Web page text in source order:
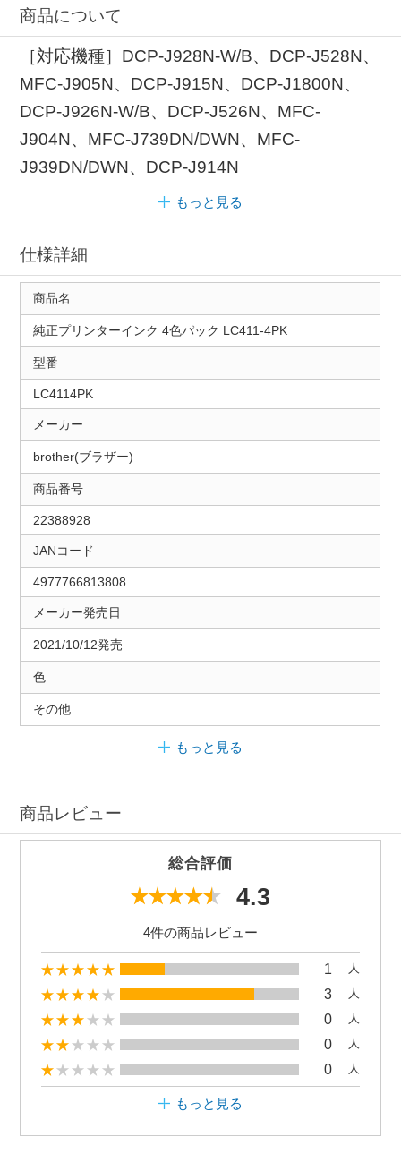
商品について
［対応機種］DCP-J928N-W/B、DCP-J528N、
MFC-J905N、DCP-J915N、DCP-J1800N、
DCP-J926N-W/B、DCP-J526N、MFC-
J904N、MFC-J739DN/DWN、MFC-
J939DN/DWN、DCP-J914N
もっと見る
仕様詳細
商品名
純正プリンターインク 4色パック LC411-4PK
型番
LC4114PK
メーカー
brother(ブラザー)
商品番号
22388928
JANコード
4977766813808
メーカー発売日
2021/10/12発売
色
その他
もっと見る
商品レビュー
総合評価
4.3
4件の商品レビュー
1 人
3 人
0 人
0 人
0 人
もっと見る